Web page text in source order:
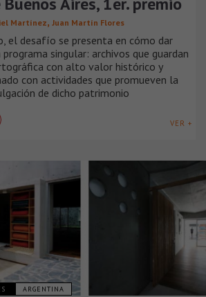
Martínez, Juan Martín Flores
el desafío se presenta en cómo dar
singular: archivos que guardan
con alto valor histórico y
con actividades que promueven la
de dicho patrimonio
VER +
ARGENTINA